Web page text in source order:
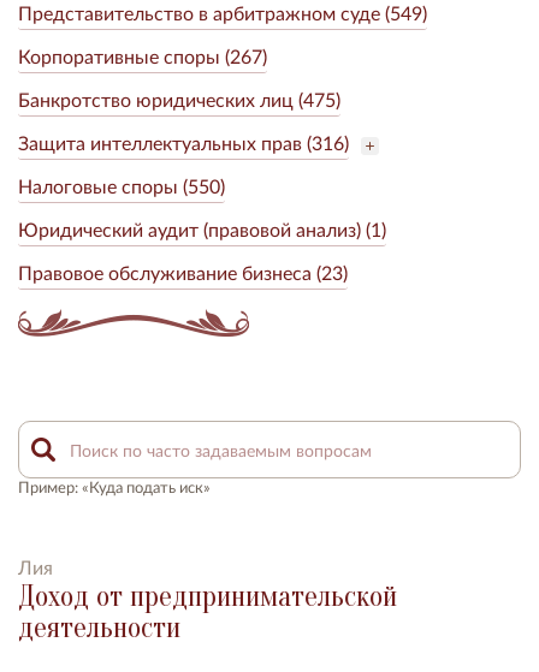
Представительство в арбитражном суде (549)
Корпоративные споры (267)
Банкротство юридических лиц (475)
Защита интеллектуальных прав (316)
Налоговые споры (550)
Юридический аудит (правовой анализ) (1)
Правовое обслуживание бизнеса (23)
Пример: «Куда подать иск»
Лия
Доход от предпринимательской
деятельности